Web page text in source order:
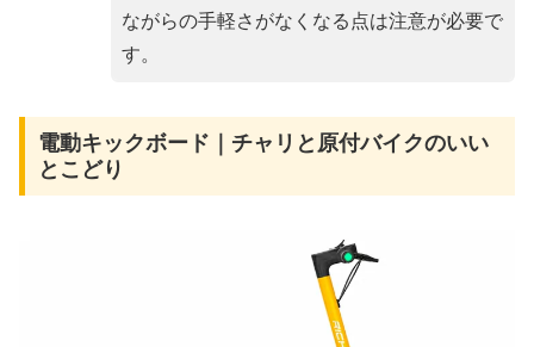
ながらの手軽さがなくなる点は注意が必要で
す。
電動キックボード｜チャリと原付バイクのいい
とこどり